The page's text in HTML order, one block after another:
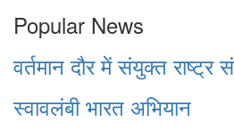
Popular News
वर्तमान दौर में संयुक्त राष्ट्र
स्वावलंबी भारत अभियान